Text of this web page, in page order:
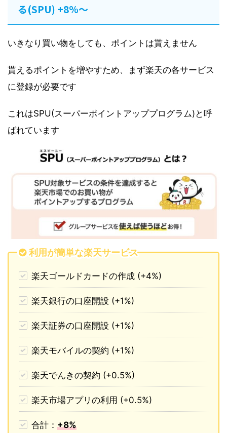
る(SPU) +8%〜
いきなり買い物をしても、ポイントは貰えません
貰えるポイントを増やすため、まず楽天の各サービス
に登録が必要です
これはSPU(スーパーポイントアッププログラム)と呼
ばれています
利用が簡単な楽天サービス
楽天ゴールドカードの作成 (+4%)
楽天銀行の口座開設 (+1%)
楽天証券の口座開設 (+1%)
楽天モバイルの契約 (+1%)
楽天でんきの契約 (+0.5%)
楽天市場アプリの利用 (+0.5%)
合計： +8%